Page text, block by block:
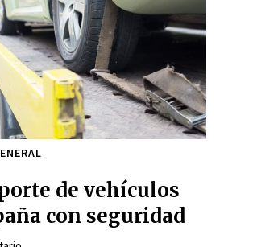
de vehículos
con seguridad